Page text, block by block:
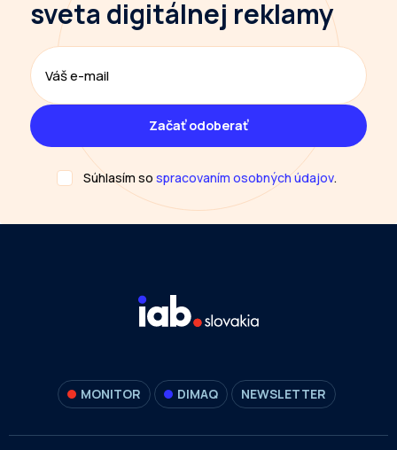
sveta digitálnej reklamy
Súhlasím sospracovaním osobných údajov.
MONITOR DIMAQ NEWSLETTER